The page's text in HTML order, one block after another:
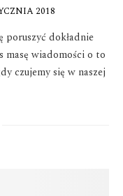
2018
dokładnie
masę wiadomości o to
czujemy się w naszej